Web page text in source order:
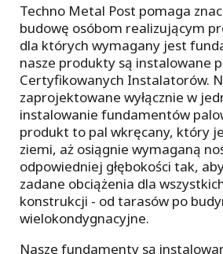
Techno Metal Post pomaga
budowę osóbom realizującym
dla których wymagany jest
nasze produkty są instalowane
Certyfikowanych Instalatorów.
zaprojektowane wyłącznie w
instalowanie fundamentów
produkt to pal wkręcany, który
ziemi, aż osiągnie wymaganą
odpowiedniej głębokości tak,
zadane obciążenia dla
konstrukcji - od tarasów po
wielokondygnacyjne.
Nasze fundamenty są